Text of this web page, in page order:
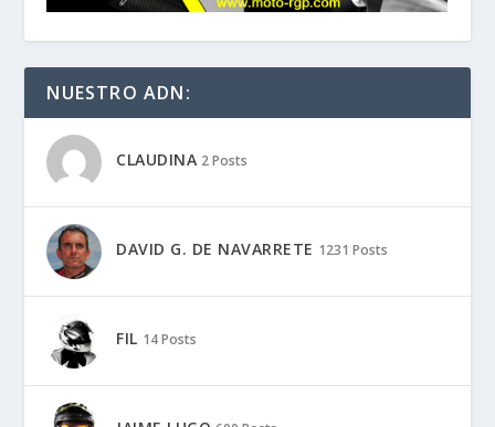
NUESTRO ADN:
CLAUDINA 2 Posts
DAVID G. DE NAVARRETE 1231 Posts
FIL 14 Posts